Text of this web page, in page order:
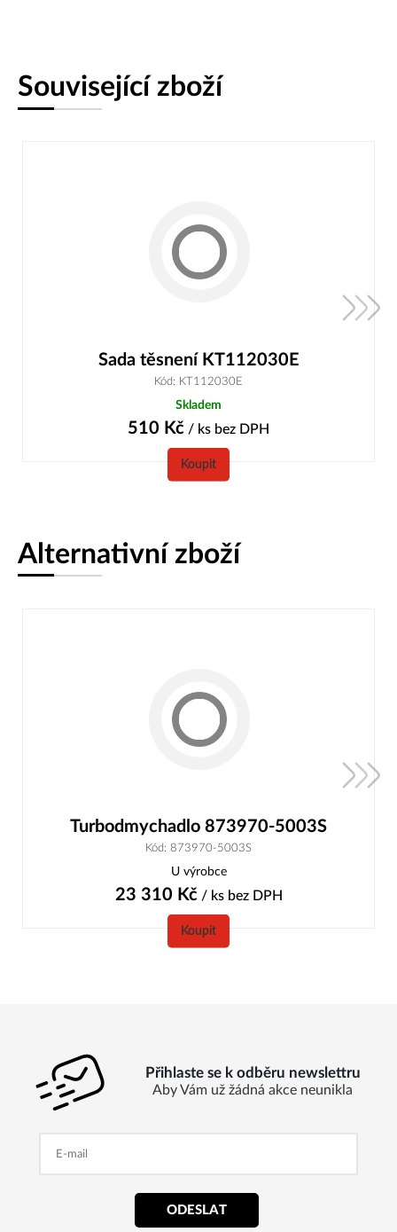
Související zboží
Sada těsnení KT112030E
Kód: KT112030E
Skladem
510 Kč / ks bez DPH
Koupit
Alternativní zboží
Turbodmychadlo 873970-5003S
Kód: 873970-5003S
U výrobce
23 310 Kč/ ks bez DPH
Koupit
Přihlaste se k odběru newslettru
Aby Vám už žádná akce neunikla
ODESLAT